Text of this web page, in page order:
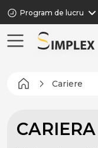
Program de lucru
Cariere